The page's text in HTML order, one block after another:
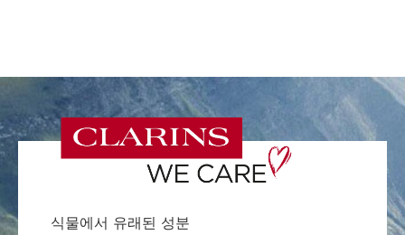
식물에서 유래된 성분